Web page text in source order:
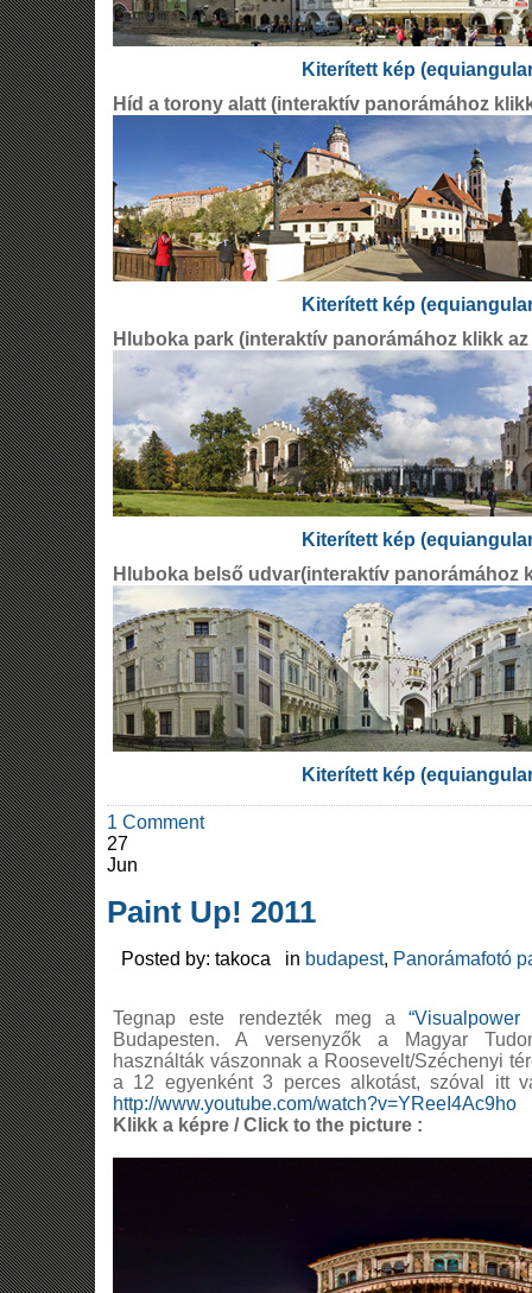
Kiterített kép
Híd a torony alatt (interaktív panorámához
Kiterített kép
Hluboka park (interaktív panorámához klikk
Kiterített kép
Hluboka belső udvar(interaktív panorámához
Kiterített kép
1 Comment
27
Jun
Paint Up! 2011
Posted by: takoca in budapest, Panorámafotó
Tegnap este rendezték meg a
Budapesten. A versenyzők a Magyar
használták vászonnak a Roosevelt/Széchenyi
a 12 egyenként 3 perces alkotást, szóval itt
http://www.youtube.com/watch?v=YReeI4Ac9ho
Klikk a képre / Click to the picture :